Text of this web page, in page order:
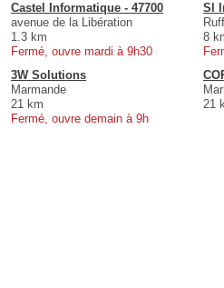
Castel Informatique - 47700
avenue de la Libération
1.3 km
Fermé, ouvre mardi à 9h30
Sl
8
3W Solutions
Marmande
21 km
Fermé, ouvre demain à 9h
21